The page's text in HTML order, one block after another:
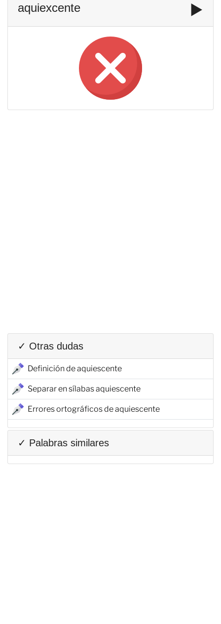
aquiexcente ▶️
✓ Otras dudas
Definición de aquiescente
Separar en sílabas aquiescente
Errores ortográficos de aquiescente
✓ Palabras similares